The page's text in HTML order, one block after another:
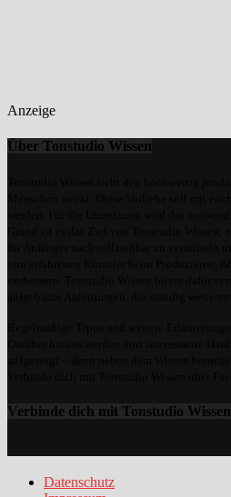
Anzeige
Über Tonstudio Wissen
Verbinde dich mit Tonstudio Wissen
Datenschutz